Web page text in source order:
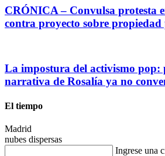
CRÓNICA – Convulsa protesta
contra proyecto sobre
La impostura del activismo pop:
narrativa de Rosalía ya no
El tiempo
Madrid
nubes dispersas
Ingrese una